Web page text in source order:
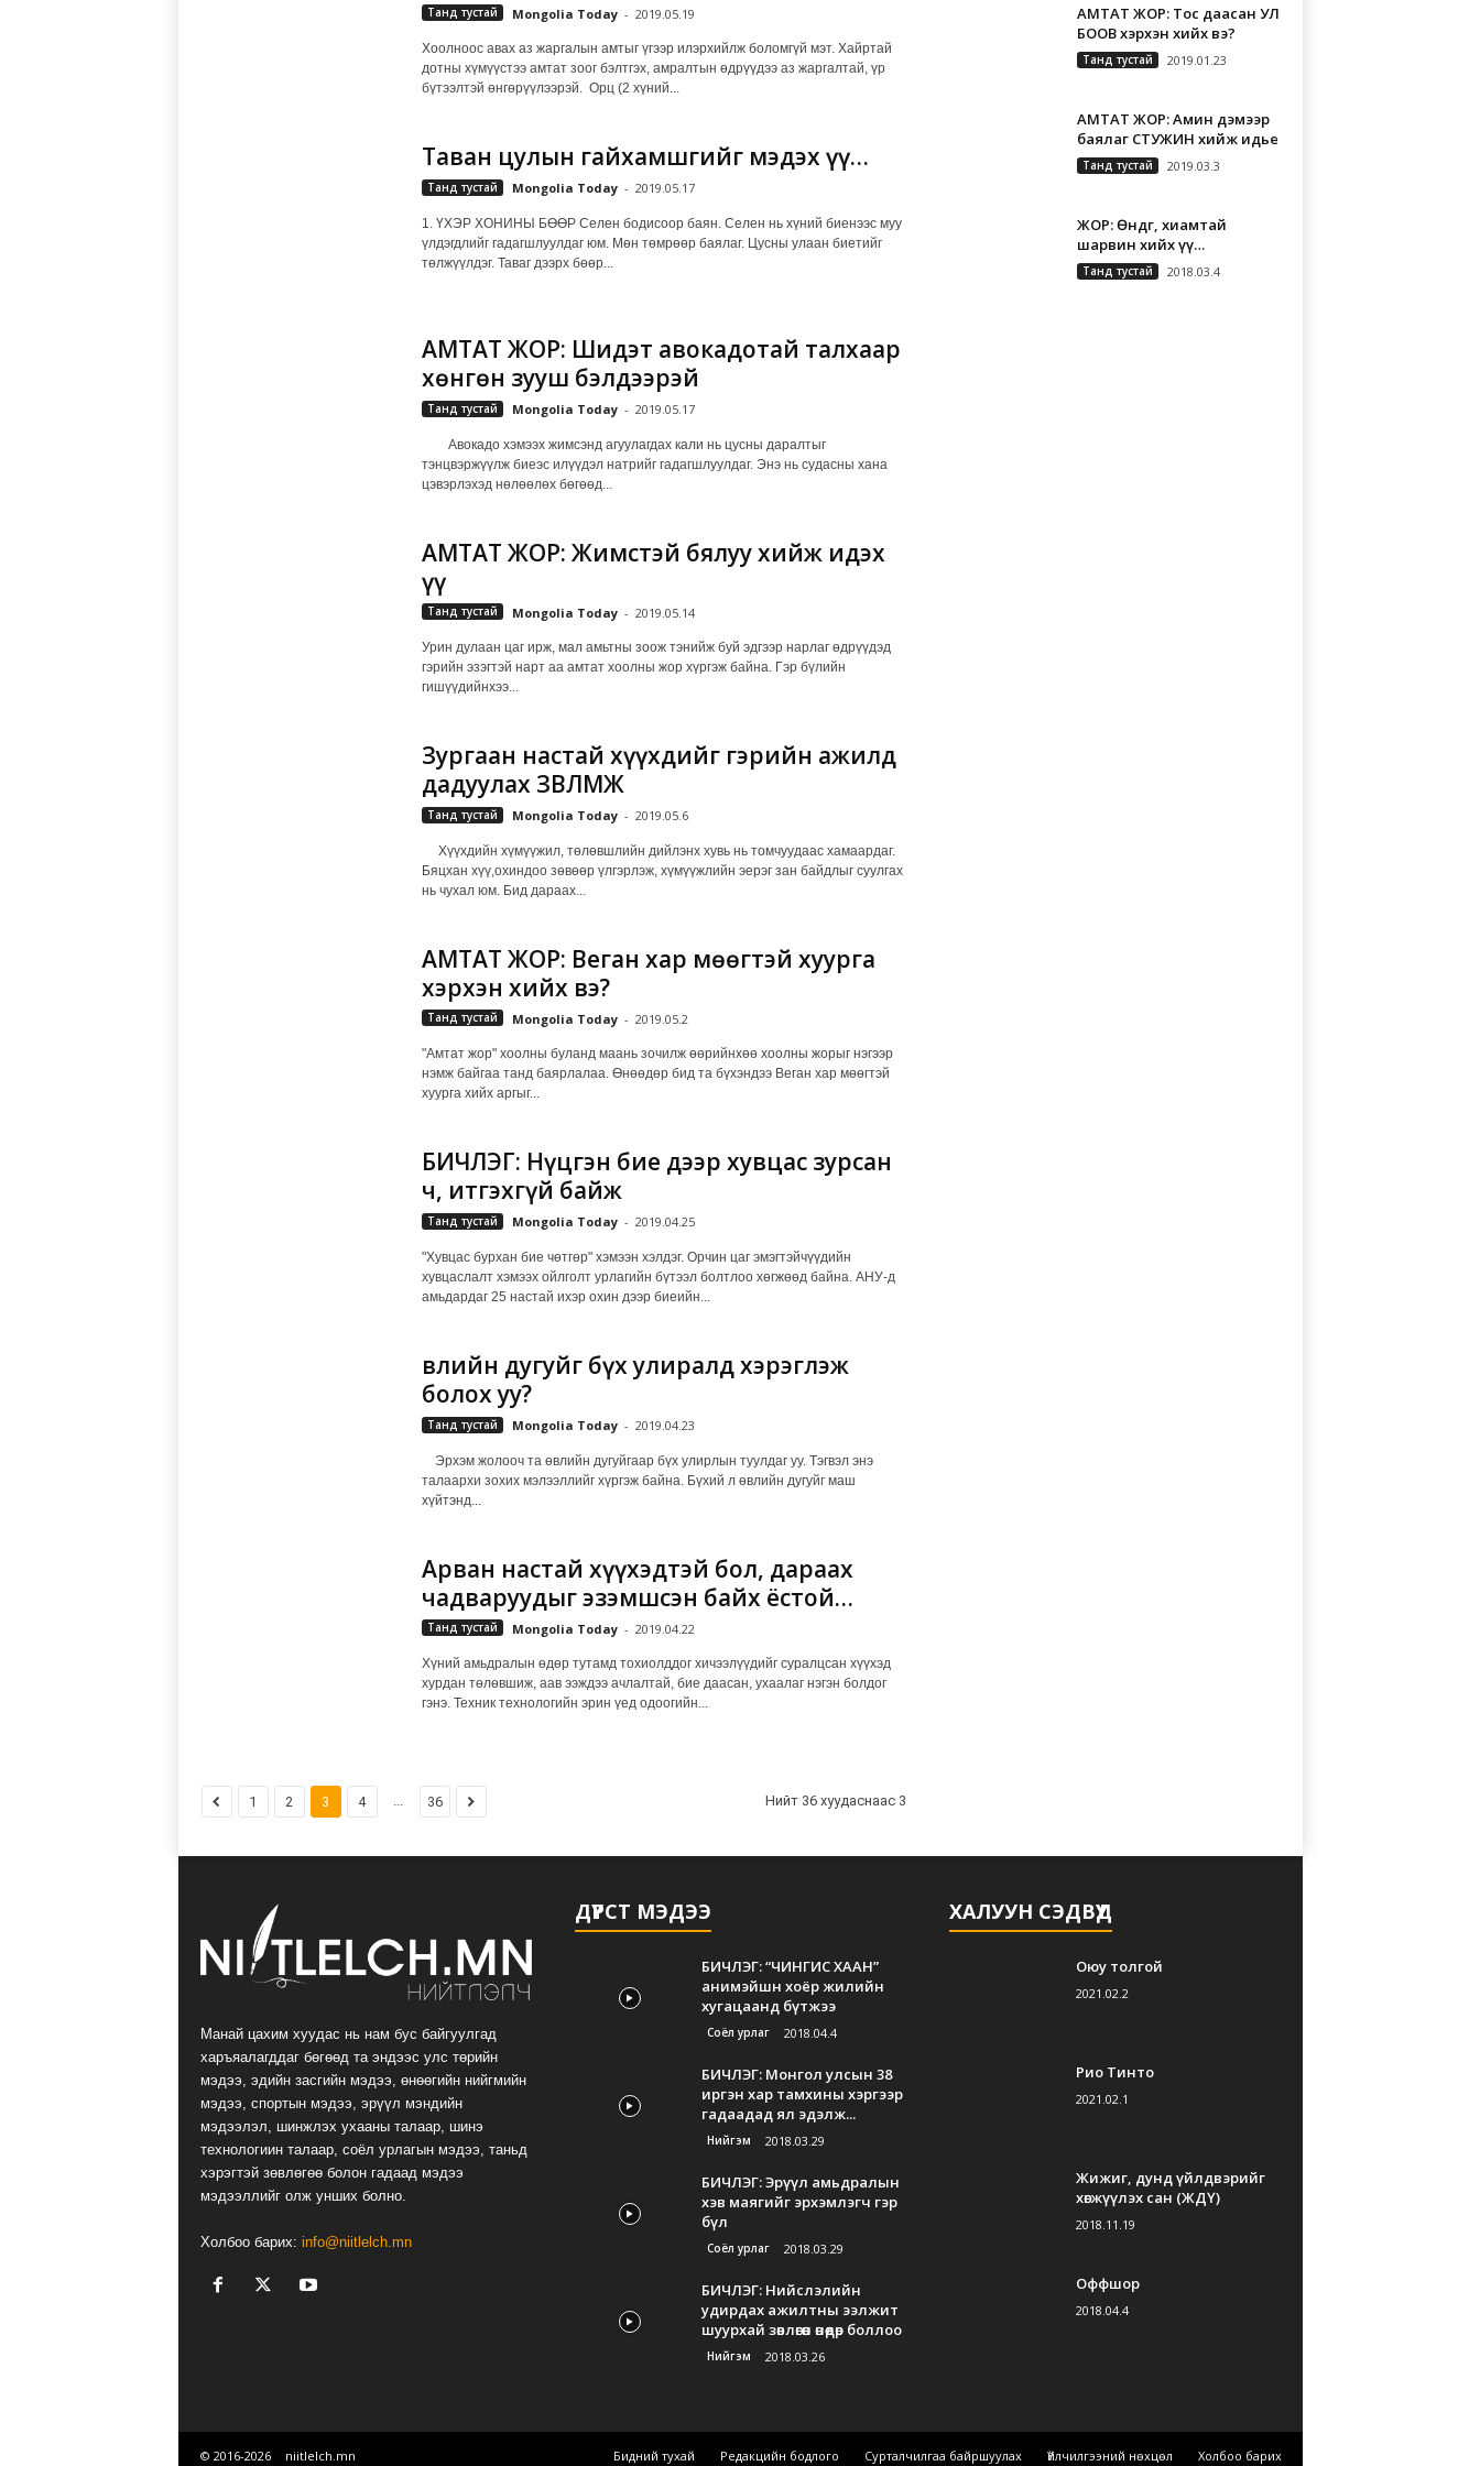
Танд тустай Mongolia Today - 2019.05.19
Хоолноос авах аз жаргалын амтыг үгээр илэрхийлж боломгүй мэт. Хайртай
дотны хүмүүстээ амтат зоог бэлтгэх, амралтын өдрүүдээ аз жаргалтай, үр
бүтээлтэй өнгөрүүлээрэй. Орц (2 хүний...
Таван цулын гайхамшгийг мэдэх үү…
Танд тустай Mongolia Today - 2019.05.17
1. ҮХЭР ХОНИНЫ БӨӨР Селен бодисоор баян. Селен нь хүний биенээс муу
үлдэгдлийг гадагшлуулдаг юм. Мөн төмрөөр баялаг. Цусны улаан биетийг
төлжүүлдэг. Таваг дээрх бөөр...
АМТАТ ЖОР: Шидэт авокадотай талхаар
хөнгөн зууш бэлдээрэй
Танд тустай Mongolia Today - 2019.05.17
Авокадо хэмээх жимсэнд агуулагдах кали нь цусны даралтыг
тэнцвэржүүлж биеэс илүүдэл натрийг гадагшлуулдаг. Энэ нь судасны хана
цэвэрлэхэд нөлөөлөх бөгөөд...
АМТАТ ЖОР: Жимстэй бялуу хийж идэх
үү
Танд тустай Mongolia Today - 2019.05.14
Урин дулаан цаг ирж, мал амьтны зоож тэнийж буй эдгээр нарлаг өдрүүдэд
гэрийн эзэгтэй нарт аа амтат хоолны жор хүргэж байна. Гэр бүлийн
гишүүдийнхээ...
Зургаан настай хүүхдийг гэрийн ажилд
дадуулах ЗӨВЛӨМЖ
Танд тустай Mongolia Today - 2019.05.6
Хүүхдийн хүмүүжил, төлөвшлийн дийлэнх хувь нь томчуудаас хамаардаг.
Бяцхан хүү,охиндоо зөвөөр үлгэрлэж, хүмүүжлийн эерэг зан байдлыг суулгах
нь чухал юм. Бид дараах...
АМТАТ ЖОР: Веган хар мөөгтэй хуурга
хэрхэн хийх вэ?
Танд тустай Mongolia Today - 2019.05.2
"Амтат жор" хоолны буланд маань зочилж өөрийнхөө хоолны жорыг нэгээр
нэмж байгаа танд баярлалаа. Өнөөдөр бид та бүхэндээ Веган хар мөөгтэй
хуурга хийх аргыг...
БИЧЛЭГ: Нүцгэн бие дээр хувцас зурсан
ч, итгэхгүй байж
Танд тустай Mongolia Today - 2019.04.25
"Хувцас бурхан бие чөтгөр" хэмээн хэлдэг. Орчин цаг эмэгтэйчүүдийн
хувцаслалт хэмээх ойлголт урлагийн бүтээл болтлоо хөгжөөд байна. АНУ-д
амьдардаг 25 настай ихэр охин дээр биеийн...
Өвлийн дугуйг бүх улиралд хэрэглэж
болох уу?
Танд тустай Mongolia Today - 2019.04.23
Эрхэм жолооч та өвлийн дугуйгаар бүх улирлын туулдаг уу. Тэгвэл энэ
талаархи зохих мэлээллийг хүргэж байна. Бүхий л өвлийн дугуйг маш
хүйтэнд...
Арван настай хүүхэдтэй бол, дараах
чадваруудыг эзэмшсэн байх ёстой…
Танд тустай Mongolia Today - 2019.04.22
Хүний амьдралын өдөр тутамд тохиолддог хичээлүүдийг суралцсан хүүхэд
хурдан төлөвшиж, аав ээждээ ачлалтай, бие даасан, ухаалаг нэгэн болдог
гэнэ. Техник технологийн эрин үед одоогийн...
1 2 3 4 ... 36 Нийт 36 хуудаснаас 3
АМТАТ ЖОР: Тос даасан УЛ
БООВ хэрхэн хийх вэ?
Танд тустай 2019.01.23
АМТАТ ЖОР: Амин дэмээр
баялаг СТУЖИН хийж идье
Танд тустай 2019.03.3
ЖОР: Өндөг, хиамтай
шарвин хийх үү…
Танд тустай 2018.03.4
Манай цахим хуудас нь нам бус байгуулгад
харъяалагддаг бөгөөд та эндээс улс төрийн
мэдээ, эдийн засгийн мэдээ, өнөөгийн нийгмийн
мэдээ, спортын мэдээ, эрүүл мэндийн
мэдээлэл, шинжлэх ухааны талаар, шинэ
технологиин талаар, соёл урлагын мэдээ, таньд
хэрэгтэй зөвлөгөө болон гадаад мэдээ
мэдээллийг олж унших болно.
Холбоо барих: info@niitlelch.mn
ДҮРСТ МЭДЭЭ
БИЧЛЭГ: “ЧИНГИС ХААН”
анимэйшн хоёр жилийн
хугацаанд бүтжээ
Соёл урлаг 2018.04.4
БИЧЛЭГ: Монгол улсын 38
иргэн хар тамхины хэргээр
гадаадад ял эдэлж...
Нийгэм 2018.03.29
БИЧЛЭГ: Эрүүл амьдралын
хэв маягийг эрхэмлэгч гэр
бүл
Соёл урлаг 2018.03.29
БИЧЛЭГ: Нийслэлийн
удирдах ажилтны ээлжит
шуурхай зөвлөгөөн өнөөдөр боллоо
Нийгэм 2018.03.26
ХАЛУУН СЭДВҮҮД
Оюу толгой
2021.02.2
Рио Тинто
2021.02.1
Жижиг, дунд үйлдвэрийг
хөгжүүлэх сан (ЖДҮ)
2018.11.19
Оффшор
2018.04.4
Бидний тухай Редакцийн бодлого Сурталчилгаа байршуулах Үйлчилгээний нөхцөл Холбоо барих
© 2016-2026 niitlelch.mn